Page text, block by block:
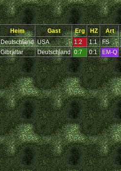
Heim Gast Erg HZ
Art
Deutschland USA 1:2 1:1 FS
Gibraltar Deutschland 0:7 0:1 EM-Q